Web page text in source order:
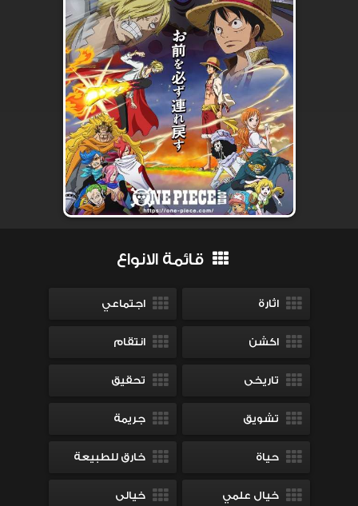
قائمة الانواع
اثارة اجتماعي
اكشن انتقام
تاريخى تحقيق
تشويق جريمة
حياة خارق للطبيعة
خيال علمي خيالى